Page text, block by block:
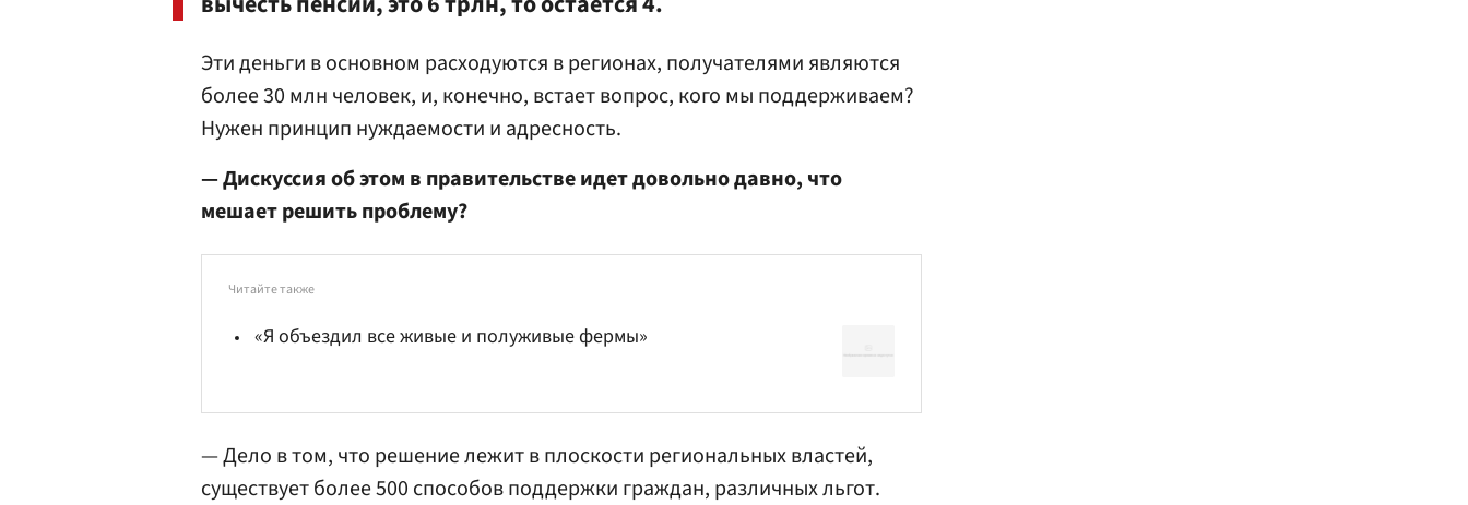
Эти деньги в основном расходуются в регионах, получателями являются
более 30 млн человек, и, конечно, встает вопрос, кого мы поддерживаем?
Нужен принцип нуждаемости и адресность.
— Дискуссия об этом в правительстве идет довольно давно, что
мешает решить проблему?
Читайте также
«Я объездил все живые и полуживые фермы»
— Дело в том, что решение лежит в плоскости региональных властей,
существует более 500 способов поддержки граждан, различных льгот.